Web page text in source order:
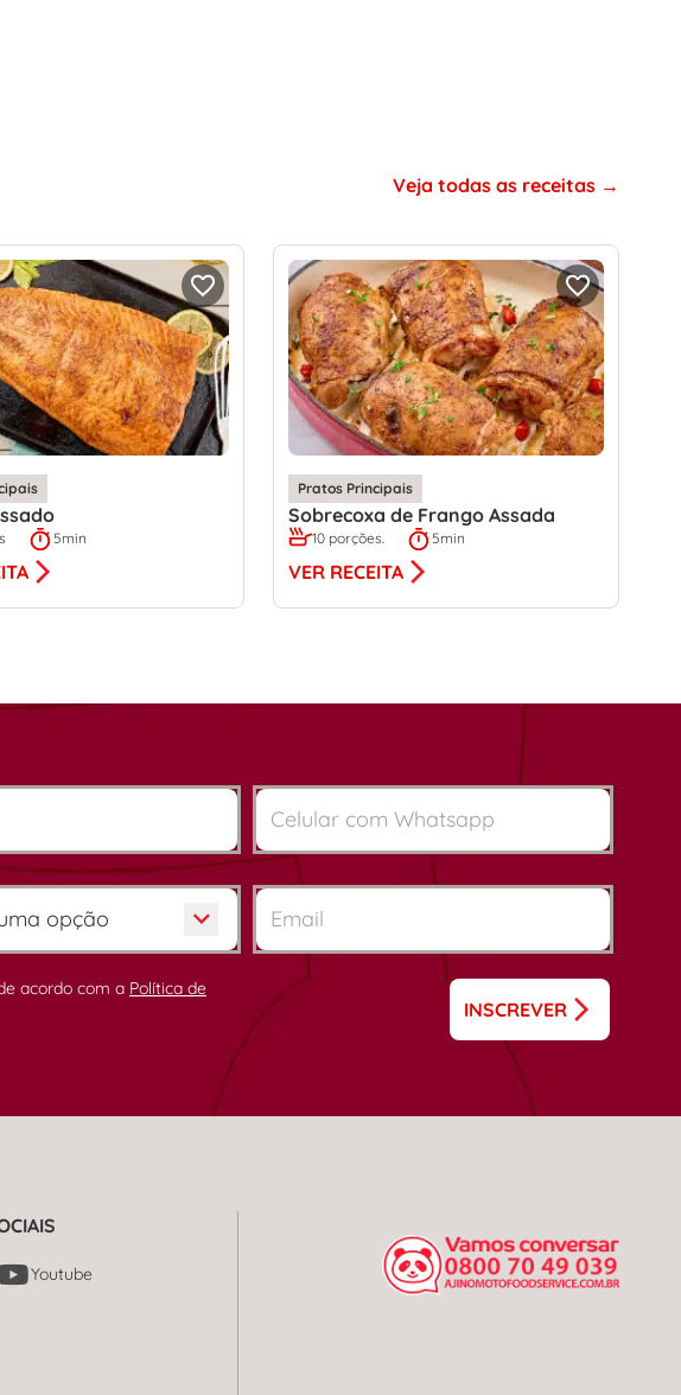
Veja todas as receitas
5min
Pratos Principais
Sobrecoxa de Frango Assada
10 porções. 5min
VER RECEITA
acordo com a Política de
INSCREVER
Youtube